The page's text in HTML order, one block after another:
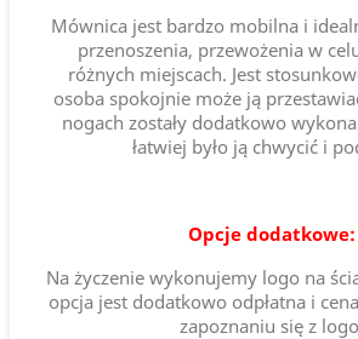
Mównica jest bardzo mobilna i
przenoszenia, przewożenia w
różnych miejscach. Jest
osoba spokojnie może ją
nogach zostały dodatkowo
łatwiej było ją chwycić i
Opcje dodatkowe:
Na życzenie wykonujemy logo na
opcja jest dodatkowo odpłatna i
zapoznaniu się z